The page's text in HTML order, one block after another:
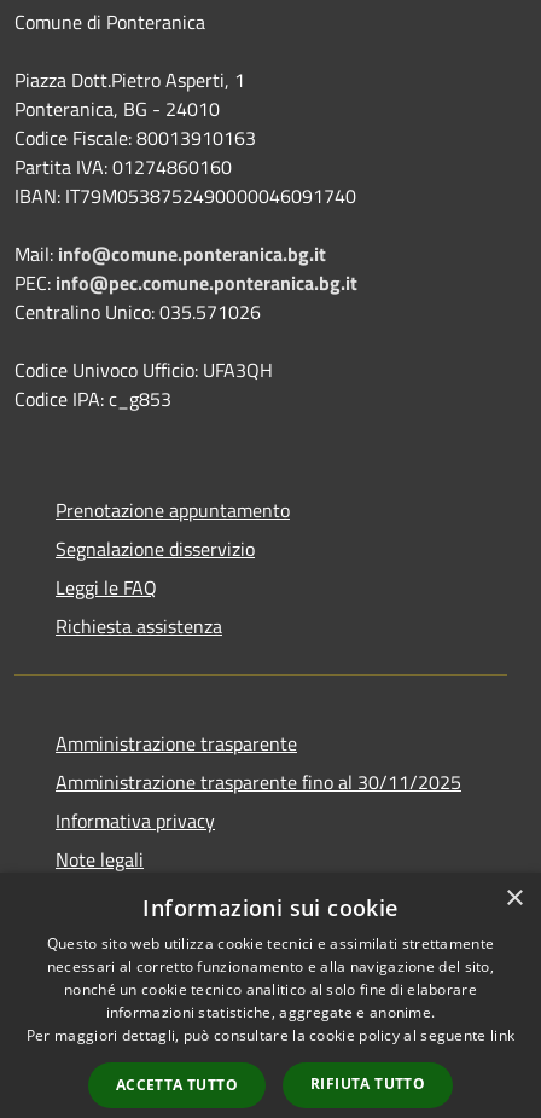
Comune di Ponteranica
Piazza Dott.Pietro Asperti, 1
Ponteranica, BG - 24010
Codice Fiscale: 80013910163
Partita IVA: 01274860160
IBAN: IT79M0538752490000046091740
Mail: info@comune.ponteranica.bg.it
PEC: info@pec.comune.ponteranica.bg.it
Centralino Unico: 035.571026
Codice Univoco Ufficio: UFA3QH
Codice IPA: c_g853
Prenotazione appuntamento
Segnalazione disservizio
Leggi le FAQ
Richiesta assistenza
Amministrazione trasparente
Amministrazione trasparente fino al 30/11/2025
Informativa privacy
Note legali
Dichiarazione di accessibilità
Accessibilità
Copyright © 2026 • Comune di
Ponteranica • Powered by
Municipium•
Accesso
redazione
×
Informazioni sui cookie
Questo sito web utilizza cookie tecnici e assimilati strettamente
necessari al corretto funzionamento e alla navigazione del sito,
nonché un cookie tecnico analitico al solo fine di elaborare
informazioni statistiche, aggregate e anonime.
Per maggiori dettagli, può consultare la cookie policy al seguente link
ACCETTA TUTTO RIFIUTA TUTTO